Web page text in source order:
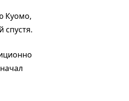
Куомо,
спустя.